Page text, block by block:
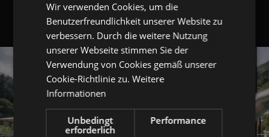
Wir verwenden Cookies, um die
Benutzerfreundlichkeit unserer Website zu
verbessern. Durch die weitere Nutzung
unserer Webseite stimmen Sie der
Verwendung von Cookies gemäß unserer
Cookie-Richtlinie zu. Weitere
Informationen
Unbedingt
erforderlich
Performance